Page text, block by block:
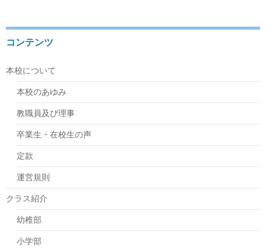
ヤ
ー
コンテンツ
本校について
本校のあゆみ
教職員及び理事
卒業生・在校生の声
定款
運営規則
クラス紹介
幼稚部
小学部